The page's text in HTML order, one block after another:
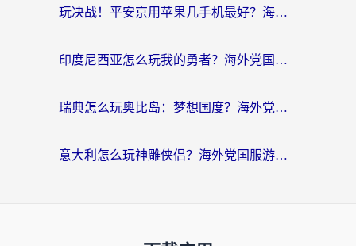
玩决战！平安京用苹果几手机最好？海外党必看的设备+加速器双攻略
印度尼西亚怎么玩我的勇者？海外党国服游戏加速避坑指南（附实况五行师解决方案）
瑞典怎么玩奥比岛：梦想国度？海外党亲测有效的国服游戏加速全攻略
意大利怎么玩神雕侠侣？海外党国服游戏加速终极指南（附欧洲玩王者王国保卫战4不卡技巧）